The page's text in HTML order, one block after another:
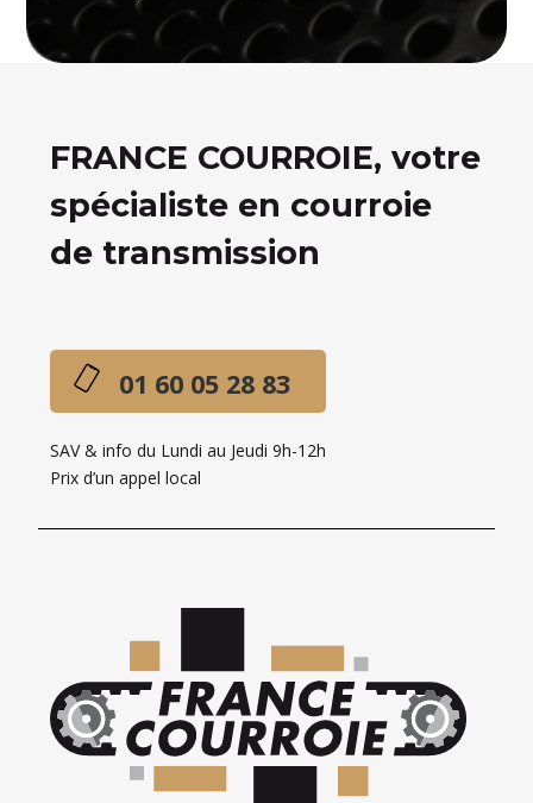
FRANCE COURROIE, votre
spécialiste en courroie
de transmission
01 60 05 28 83
SAV & info du Lundi au Jeudi 9h-12h
Prix d’un appel local